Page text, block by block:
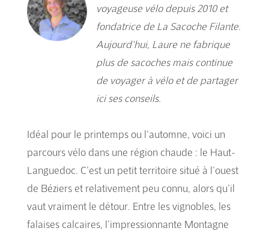
voyageuse vélo depuis 2010 et
fondatrice de La Sacoche Filante.
Aujourd’hui, Laure ne fabrique
plus de sacoches mais continue
de voyager à vélo et de partager
ici ses conseils.
Idéal pour le printemps ou l’automne, voici un
parcours vélo dans une région chaude : le Haut-
Languedoc. C’est un petit territoire situé à l’ouest
de Béziers et relativement peu connu, alors qu’il
vaut vraiment le détour. Entre les vignobles, les
falaises calcaires, l’impressionnante Montagne